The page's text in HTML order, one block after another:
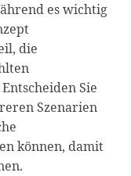
es wichtig
die
Sie
Szenarien
können, damit